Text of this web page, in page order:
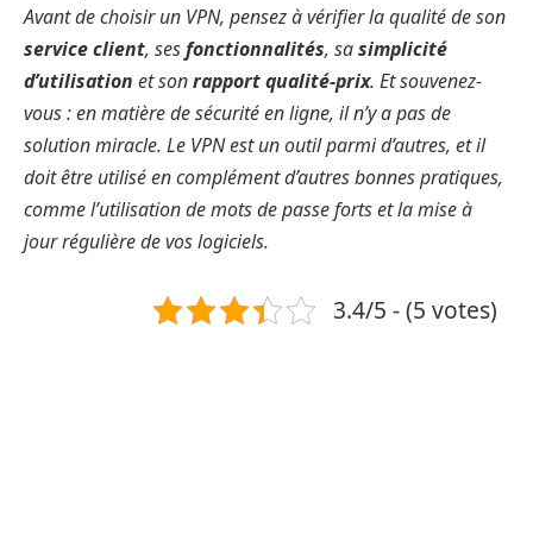
Avant de choisir un VPN, pensez à vérifier la qualité de son
service client, sesfonctionnalités, sasimplicité
d’utilisation et sonrapport qualité-prix. Et souvenez-
vous : en matière de sécurité en ligne, il n’y a pas de
solution miracle. Le VPN est un outil parmi d’autres, et il
doit être utilisé en complément d’autres bonnes pratiques,
comme l’utilisation de mots de passe forts et la mise à
jour régulière de vos logiciels.
3.4/5 - (5 votes)